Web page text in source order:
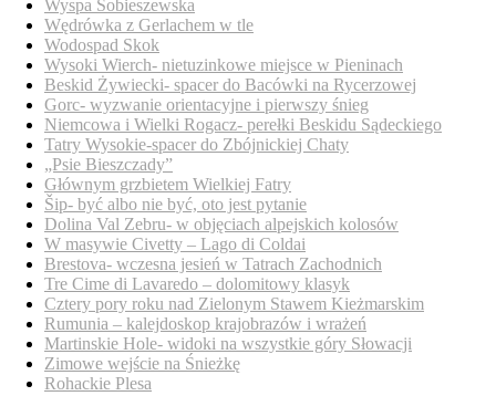
Wyspa Sobieszewska
Wędrówka z Gerlachem w tle
Wodospad Skok
Wysoki Wierch- nietuzinkowe miejsce w Pieninach
Beskid Żywiecki- spacer do Bacówki na Rycerzowej
Gorc- wyzwanie orientacyjne i pierwszy śnieg
Niemcowa i Wielki Rogacz- perełki Beskidu Sądeckiego
Tatry Wysokie-spacer do Zbójnickiej Chaty
„Psie Bieszczady”
Głównym grzbietem Wielkiej Fatry
Šip- być albo nie być, oto jest pytanie
Dolina Val Zebru- w objęciach alpejskich kolosów
W masywie Civetty – Lago di Coldai
Brestova- wczesna jesień w Tatrach Zachodnich
Tre Cime di Lavaredo – dolomitowy klasyk
Cztery pory roku nad Zielonym Stawem Kieżmarskim
Rumunia – kalejdoskop krajobrazów i wrażeń
Martinskie Hole- widoki na wszystkie góry Słowacji
Zimowe wejście na Śnieżkę
Rohackie Plesa